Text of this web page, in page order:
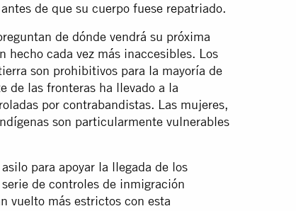
de que su cuerpo fuese repatriado.
de dónde vendrá su próxima
hecho cada vez más inaccesibles. Los
son prohibitivos para la mayoría de
de las fronteras ha llevado a la
por contrabandistas. Las mujeres,
son particularmente vulnerables
para apoyar la llegada de los
de controles de inmigración
vuelto más estrictos con esta